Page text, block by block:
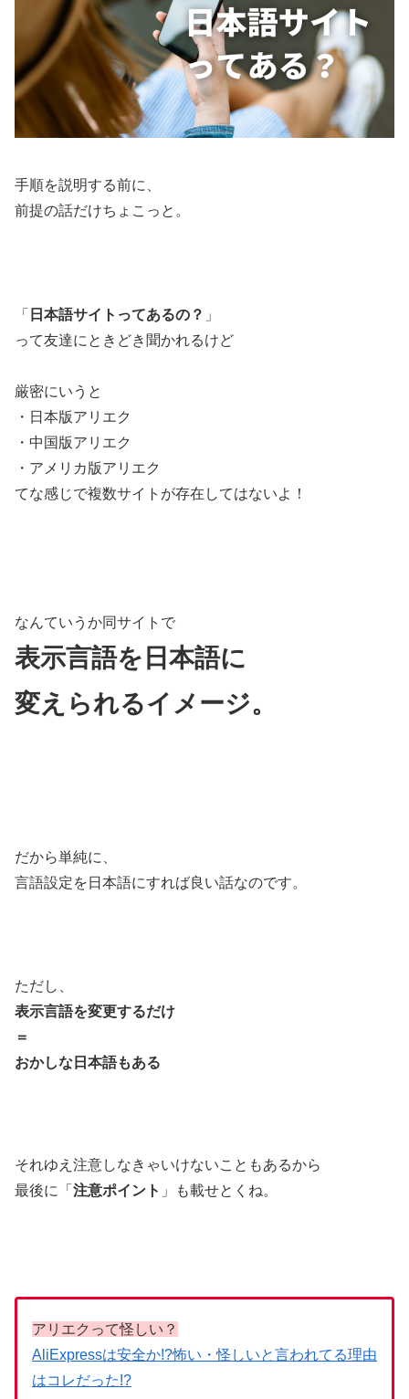
手順を説明する前に、
前提の話だけちょこっと。
「 日本語サイトってあるの？ 」
って友達にときどき聞かれるけど
厳密にいうと
・日本版アリエク
・中国版アリエク
・アメリカ版アリエク
てな感じで複数サイトが存在してはないよ！
なんていうか同サイトで
表示言語を日本語に
変えられるイメージ。
だから単純に、
言語設定を日本語にすれば良い話なのです。
ただし、
表示言語を変更するだけ
＝
おかしな日本語もある
それゆえ注意しなきゃいけないこともあるから
最後に「 注意ポイント 」も載せとくね。
アリエクって怪しい？
AliExpressは安全か!?怖い・怪しいと言われてる理由
はコレだった!?